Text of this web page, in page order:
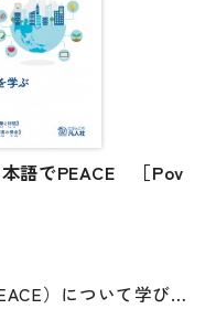
て学び、学習スキル
ける「PEACEプロジ
の教育実践を一緒に
語でPEACE ［Pov
）について学び、